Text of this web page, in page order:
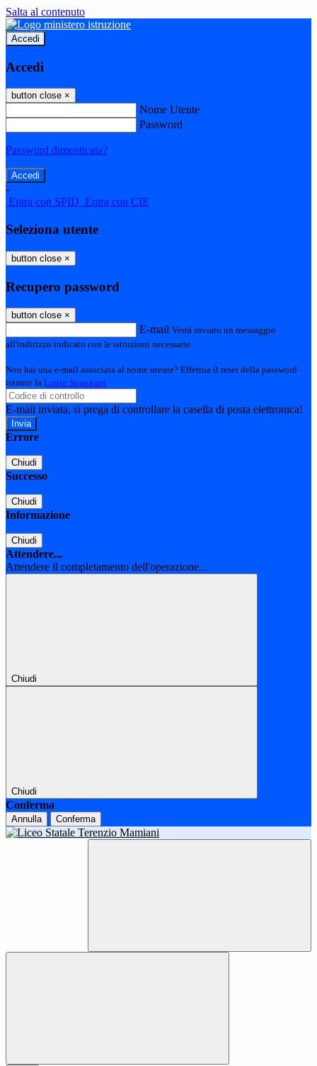
Salta al contenuto
Accedi
Accedi
button close ×
Nome Utente
Password
Password dimenticata?
-
Entra con SPID Entra con CIE
Seleziona utente
button close ×
Recupero password
button close ×
E-mail Verrà inviato un messaggio
all'indirizzo indicato con le istruzioni necessarie.
Non hai una e-mail associata al nome utente? Effettua il reset della password
tramite la Login Spaggiari
E-mail inviata, si prega di controllare la casella di posta elettronica!
Errore
Chiudi
Successo
Chiudi
Informazione
Chiudi
Attendere...
Attendere il completamento dell'operazione...
Chiudi
Chiudi
Conferma
Annulla Conferma